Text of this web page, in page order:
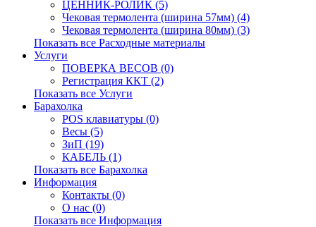
ЦЕННИК-РОЛИК (5)
Чековая термолента (ширина 57мм) (4)
Чековая термолента (ширина 80мм) (3)
Показать все Расходные материалы
Услуги
ПОВЕРКА ВЕСОВ (0)
Регистрация ККТ (2)
Показать все Услуги
Барахолка
POS клавиатуры (0)
Весы (5)
ЗиП (19)
КАБЕЛЬ (1)
Показать все Барахолка
Информация
Контакты (0)
О нас (0)
Показать все Информация